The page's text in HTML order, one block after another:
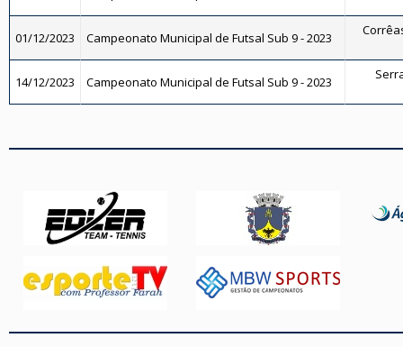
01/12/2023 Campeonato Municipal de Futsal Sub 9 - 2023
14/12/2023 Campeonato Municipal de Futsal Sub 9 - 2023